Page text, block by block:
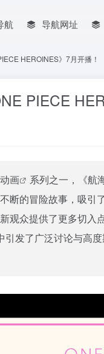
航 导航网址
HEROINES》7月开播！
PIECE
动画 系列之一，《航
断的冒险故事，吸
观众提供了更多切入
发了广泛讨论与高